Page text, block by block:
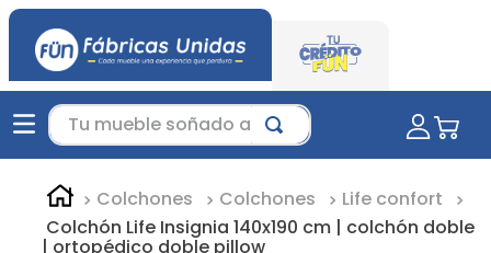
Tu mueble soñado aquí...
Colchones Colchones
Life confort
Colchón Life Insignia 140x190 cm | colchón doble
| ortopédico doble pillow